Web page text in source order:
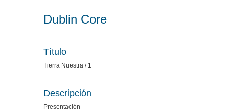
Dublin Core
Título
Tierra Nuestra / 1
Descripción
Presentación